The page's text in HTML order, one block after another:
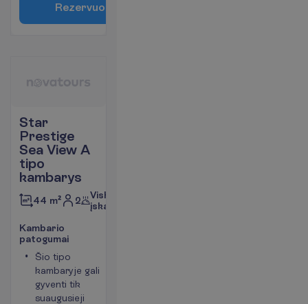
Rezervuo
Star
Prestige
Sea View A
tipo
kambarys
44 m² 2
Viskas
įskaičiuota
Kambario
patogumai
Šio tipo
kambaryje gali
gyventi tik
suaugusieji